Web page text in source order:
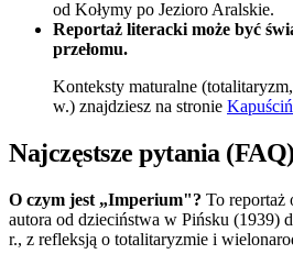
od Kołymy po Jezioro Aralskie.
Reportaż literacki może być
przełomu.
Konteksty maturalne
w.) znajdziesz na stronie
Najczęstsze pytania (FAQ)
O czym jest „Imperium"? To reportaż
autora od dzieciństwa w Pińsku (1939)
r., z refleksją o totalitaryzmie i